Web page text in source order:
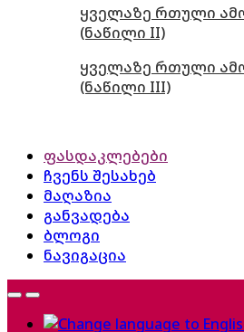
ყველაზე რთული
(ნაწილი II)
ყველაზე რთული
(ნაწილი III)
ფასდაკლებები
ჩვენს შესახებ
მაღაზია
განვადება
ბლოგი
ნავიგაცია